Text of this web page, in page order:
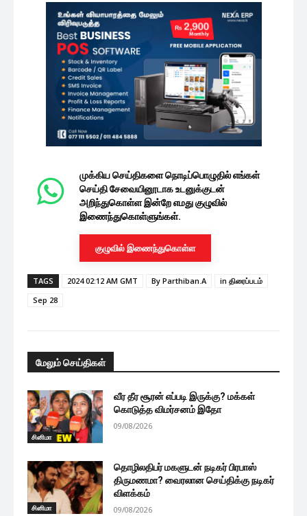
முக்கிய செய்திகளை நொடிப்பொழுதில் எங்கள்
செய்தி சேவையினூடாக உடனுக்குடன்
அறிந்துகொள்ள இன்றே எமது குழுவில்
இணைந்துகொள்ளுங்கள்.
குழுவில் இணைந்துகொள்ள
TAGS 2024 02:12 AM GMT By Parthiban.A
in திரைப்படம்
Sep 28
மேலும் செய்திகள்
சினிமா
வீர தீர சூரன் எப்படி இருக்கு? மக்கள்
கொடுத்த விமர்சனம் இதோ
09/08/2026
சினிமா
தொழிலதிபர் மகளுடன் நடிகர் பிரபாஸ்
திருமணமா? வைரலான செய்திக்கு நடிகர்
விளக்கம்
09/08/2026